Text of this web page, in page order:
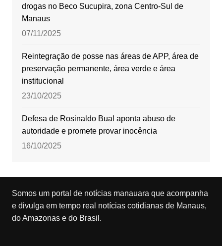
drogas no Beco Sucupira, zona Centro-Sul de
Manaus
07/11/2025
Reintegração de posse nas áreas de APP, área de
preservação permanente, área verde e área
institucional
23/10/2025
Defesa de Rosinaldo Bual aponta abuso de
autoridade e promete provar inocência
16/10/2025
Somos um portal de notícias manauara que acompanha
e divulga em tempo real notícias cotidianas de Manaus,
do Amazonas e do Brasil.